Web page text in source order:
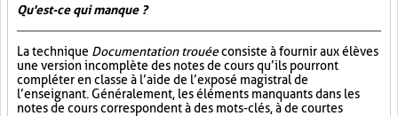
Qu'est-ce qui manque ?
La technique Documentation trouéeconsiste à fournir aux élèves
une version incomplète des notes de cours qu’ils pourront
compléter en classe à l’aide de l’exposé magistral de
l’enseignant. Généralement, les éléments manquants dans les
notes de cours correspondent à des mots-clés, à de courtes